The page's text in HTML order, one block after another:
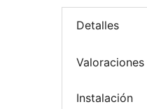
Detalles
Valoraciones
Instalación